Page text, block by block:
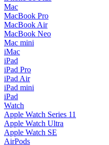
Mac
MacBook Pro
MacBook Air
MacBook Neo
Mac mini
iMac
iPad
iPad Pro
iPad Air
iPad mini
iPad
Watch
Apple Watch Series 11
Apple Watch Ultra
Apple Watch SE
AirPods